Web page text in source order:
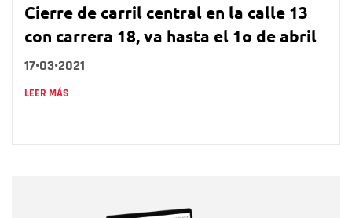
Cierre de carril central en la calle 13
con carrera 18, va hasta el 1o de abril
17•03•2021
LEER MÁS